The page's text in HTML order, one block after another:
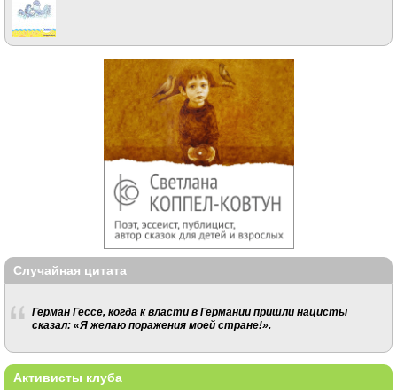
Случайная цитата
Герман Гессе, когда к власти в Германии пришли нацисты
сказал: «Я желаю поражения моей стране!».
Активисты клуба